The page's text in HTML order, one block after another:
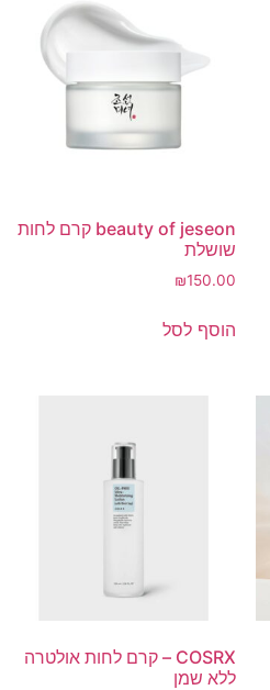
beauty of jeseon קרם לחות
שושלת
₪150.00
הוסף לסל
COSRX – קרם לחות אולטרה
ללא שמן